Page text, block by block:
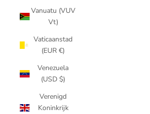
Vanuatu (VUV
Vt)
Vaticaanstad
(EUR €)
Venezuela
(USD $)
Verenigd
Koninkrijk